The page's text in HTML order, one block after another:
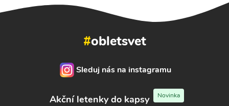
#obletsvet
Sleduj nás na instagramu
Akční letenky do kapsy Novinka